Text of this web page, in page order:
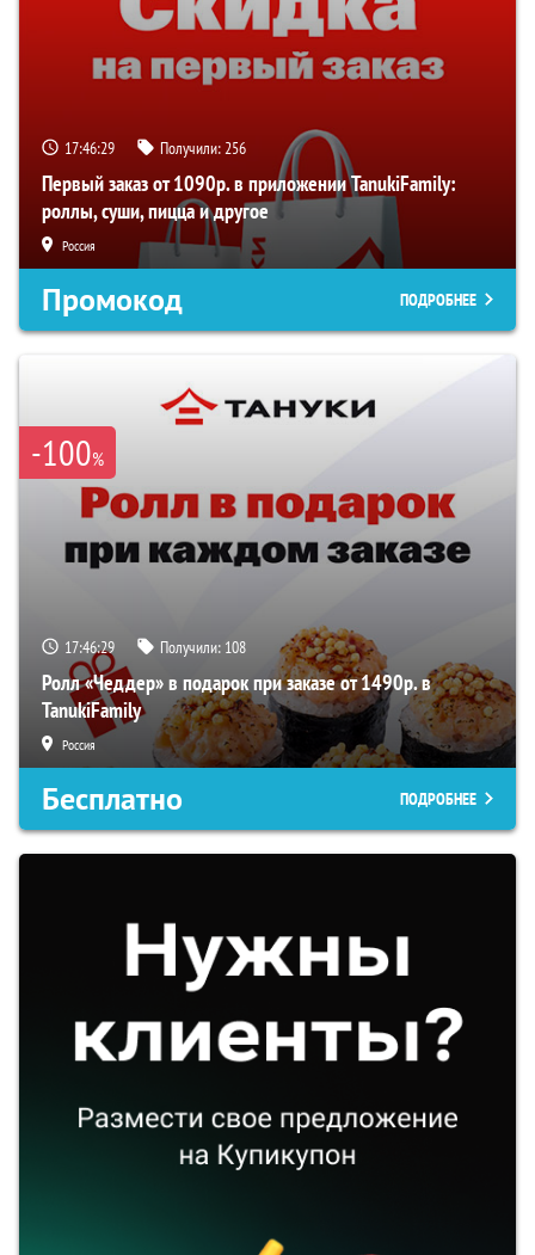
17:46:28 Получили:256
Первый заказ от 1090р. в приложении TanukiFamily:
роллы, суши, пицца и другое
Россия
Промокод ПОДРОБНЕЕ
-100%
17:46:28 Получили: 108
Ролл «Чеддер» в подарок при заказе от 1490р. в
TanukiFamily
Россия
Бесплатно ПОДРОБНЕЕ